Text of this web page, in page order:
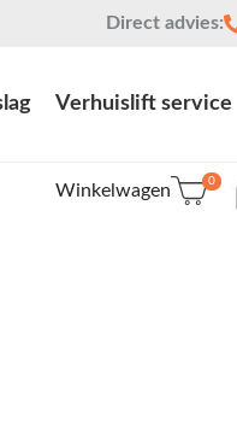
Direct advies:
Verhuislift service
Winkelwagen 0